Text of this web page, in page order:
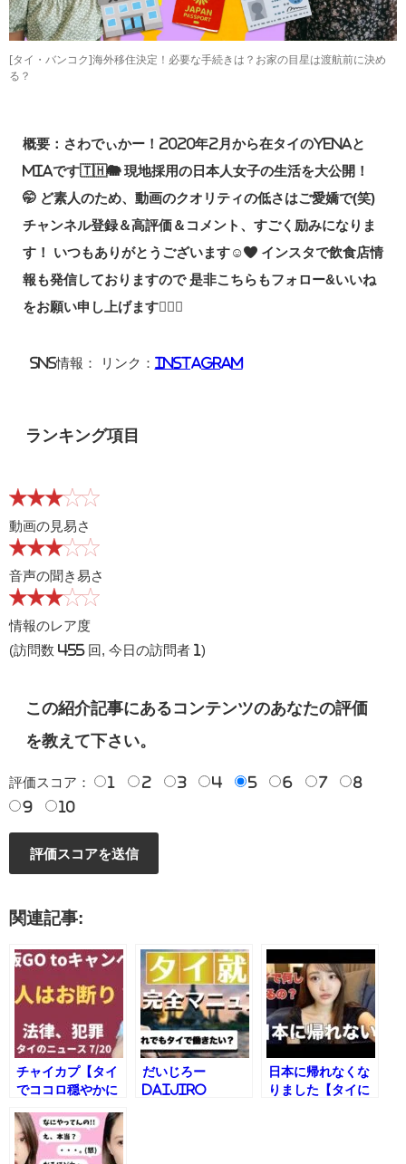
[タイ・バンコク]海外移住決定！必要な手続きは？お家の目星は渡航前に決め
る？
概要：さわでぃかー！2020年2月から在タイのYENAと
MIAです🇹🇭🐘 現地採用の日本人女子の生活を大公開！
🤭 ど素人のため、動画のクオリティの低さはご愛嬌で(笑)
チャンネル登録＆高評価＆コメント、すごく励みになりま
す！ いつもありがとうございます☺️💜 インスタで飲食店情
報も発信しておりますので 是非こちらもフォロー&いいね
をお願い申し上げます🙇🏻‍♀️
SNS情報： リンク： Instagram
ランキング項目
動画の見易さ
音声の聞き易さ
情報のレア度
(訪問数 455 回, 今日の訪問者 1)
この紹介記事にあるコンテンツのあなたの評価
を教えて下さい。
評価スコア： 1 2 3 4 5 6 7
8
9
10
関連記事:
チャイカプ【タイ
でココロ穏やかに
だいじろー
Daijiro
日本に帰れなくな
りました【タイに